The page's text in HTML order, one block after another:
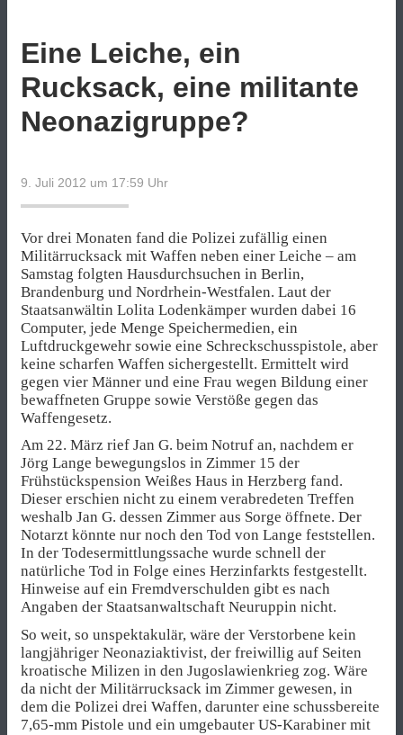
Eine Leiche, ein
Rucksack, eine militante
Neonazigruppe?
9. Juli 2012 um 17:59 Uhr
Vor drei Monaten fand die Polizei zufällig einen
Militärrucksack mit Waffen neben einer Leiche – am
Samstag folgten Hausdurchsuchen in Berlin,
Brandenburg und Nordrhein-Westfalen. Laut der
Staatsanwältin Lolita Lodenkämper wurden dabei 16
Computer, jede Menge Speichermedien, ein
Luftdruckgewehr sowie eine Schreckschusspistole, aber
keine scharfen Waffen sichergestellt. Ermittelt wird
gegen vier Männer und eine Frau wegen Bildung einer
bewaffneten Gruppe sowie Verstöße gegen das
Waffengesetz.
Am 22. März rief Jan G. beim Notruf an, nachdem er
Jörg Lange bewegungslos in Zimmer 15 der
Frühstückspension Weißes Haus in Herzberg fand.
Dieser erschien nicht zu einem verabredeten Treffen
weshalb Jan G. dessen Zimmer aus Sorge öffnete. Der
Notarzt könnte nur noch den Tod von Lange feststellen.
In der Todesermittlungssache wurde schnell der
natürliche Tod in Folge eines Herzinfarkts festgestellt.
Hinweise auf ein Fremdverschulden gibt es nach
Angaben der Staatsanwaltschaft Neuruppin nicht.
So weit, so unspektakulär, wäre der Verstorbene kein
langjähriger Neonaziaktivist, der freiwillig auf Seiten
kroatische Milizen in den Jugoslawienkrieg zog. Wäre
da nicht der Militärrucksack im Zimmer gewesen, in
dem die Polizei drei Waffen, darunter eine schussbereite
7,65-mm Pistole und ein umgebauter US-Karabiner mit